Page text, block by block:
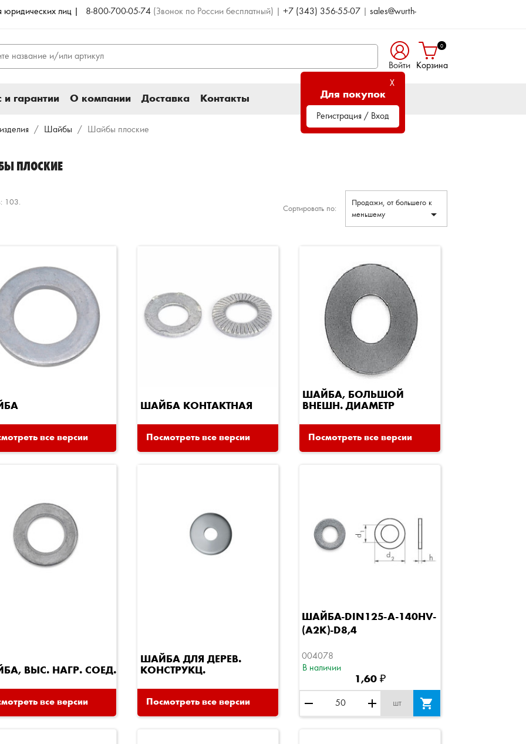
юридических лиц | 8-800-700-05-74 (Звонок по России бесплатный) |+7 (343) 356-55-07 |sales@wurth-
Войти
X
Для покупок
Регистрация / Вход
0
Корзина
и гарантии О компании Доставка Контакты
Шайбы Шайбы плоские
ПЛОСКИЕ
103.
Сортировать по:
Продажи, от большего к
меньшему

все версии
ШАЙБА КОНТАКТНАЯ
Посмотреть все версии
ШАЙБА, БОЛЬШОЙ
ВНЕШН. ДИАМЕТР
Посмотреть все версии
ВЫС. НАГР. СОЕД.
все версии
ШАЙБА ДЛЯ ДЕРЕВ.
КОНСТРУКЦ.
Посмотреть все версии
Быстрый просмотр
ШАЙБА-DIN125-A-140HV-
(A2K)-D8,4
004078
В наличии
1,60 ₽
remove add шт 